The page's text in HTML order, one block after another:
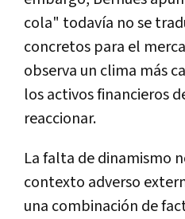
cola" todavía no se
concretos para el
observa un clima más
los activos financieros
reaccionar.
La falta de dinamismo
contexto adverso
una combinación de